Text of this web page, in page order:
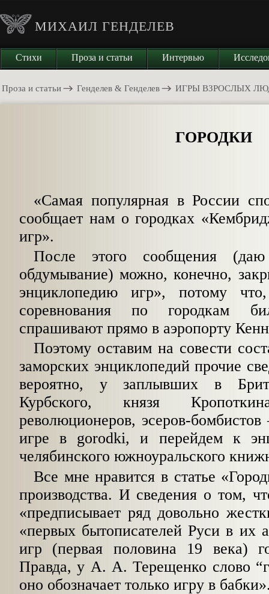
МИХАИЛ ГЕНДЕЛЕВ
Стихи Проза и статьи Интервью
Проза и статьи Генделев & Генделев ИГРЫ ВЗРОСЛЫХ
ГОРОДКИ
«Самая популярная в России
сооб­щает нам о городках
игр».
После этого сообщения
обдумывание) можно, конечно,
энциклопедию игр», по­тому
соревнования по городкам
спрашивают прямо в аэропорту
Поэтому оставим на совести
заморских энциклопедий прочие
вероятно, у заплывших в
Курбского, князя
революционеров, эсеров-
иг­ре в gorodki, и перейдем к
челябинского южноуральского
Все мне нравится в статье
про­изводства. И сведения о том,
«пред­писывает ряд довольно
«первых быто­писателей Руси в их
игр (первая половина 19 века)
Правда, у А. А. Терещенко слово “
оно обозначает только игру в